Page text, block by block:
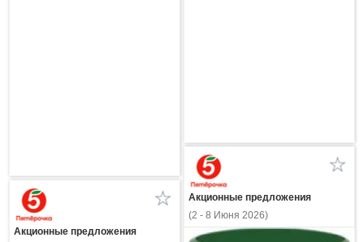
Акционные предложения
(2 - 8 Июня 2026)
Акционные предложения